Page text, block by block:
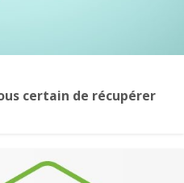
certain de récupérer